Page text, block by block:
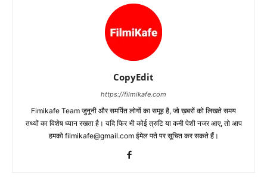
CopyEdit
https://filmikafe.com
Fimikafe Team जुनूनी और समर्पित लोगों का समूह है, जो ख़बरों को लिखते समय
तथ्‍यों का विशेष ध्‍यान रखता है। यदि फिर भी कोई त्रुटि या कमी पेशी नजर आए, तो आप
हमको filmikafe@gmail.com ईमेल पते पर सूचित कर सकते हैं।